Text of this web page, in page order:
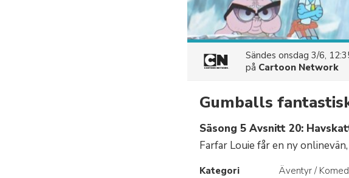
Sändes onsdag 3/6,
på Cartoon Network
Gumballs
Säsong 5 Avsnitt 20:
Farfar Louie får en ny
Kategori
Äventyr /